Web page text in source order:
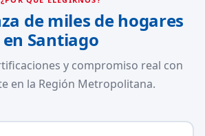
de miles de hogares
en Santiago
y compromiso real con
en la Región Metropolitana.